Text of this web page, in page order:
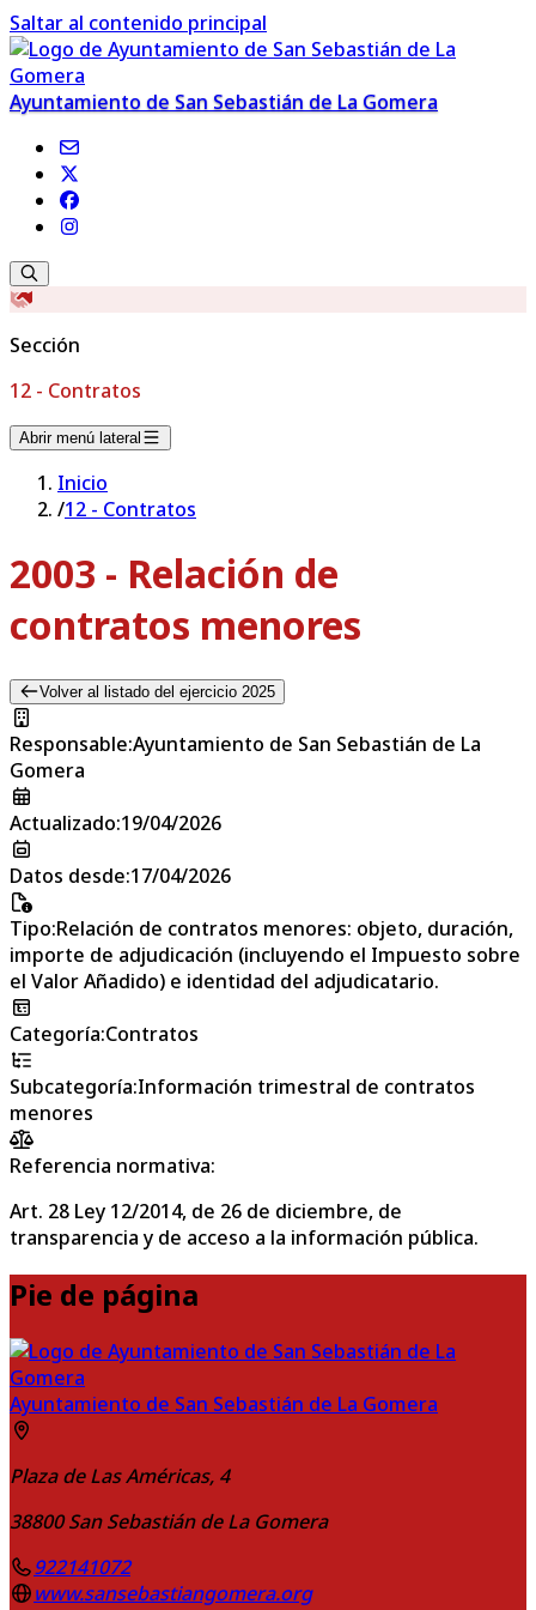
Saltar al contenido principal
Ayuntamiento de San Sebastián de La Gomera
Sección
12 - Contratos
Abrir menú lateral
Inicio
/12 - Contratos
2003 - Relación de
contratos menores
Volver al listado del ejercicio 2025
Responsable:Ayuntamiento de San Sebastián de La
Gomera
Actualizado:19/04/2026
Datos desde:17/04/2026
Tipo:Relación de contratos menores: objeto, duración,
importe de adjudicación (incluyendo el Impuesto sobre
el Valor Añadido) e identidad del adjudicatario.
Categoría:Contratos
Subcategoría:Información trimestral de contratos
menores
Referencia normativa:
Art. 28 Ley 12/2014, de 26 de diciembre, de
transparencia y de acceso a la información pública.
Pie de página
Ayuntamiento de San Sebastián de La Gomera
Plaza de Las Américas, 4
38800 San Sebastián de La Gomera
922141072
www.sansebastiangomera.org